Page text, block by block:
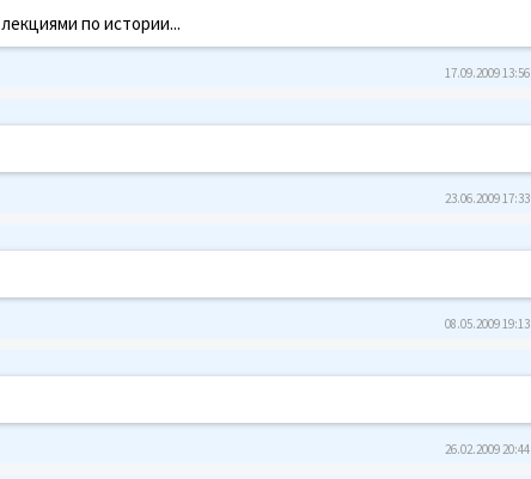
по истории...
17.09.2009 13:56
23.06.2009 17:33
08.05.2009 19:13
26.02.2009 20:44